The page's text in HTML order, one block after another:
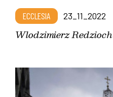
ECCLESIA 23_11_2022
Wlodzimierz Redzioch